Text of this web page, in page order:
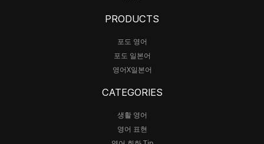
PRODUCTS
포도 영어
포도 일본어
영어X일본어
CATEGORIES
생활 영어
영어 표현